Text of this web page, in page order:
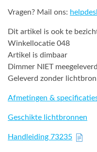
Vragen? Mail ons:
Dit artikel is ook te
Winkellocatie 048
Artikel is dimbaar
Dimmer NIET meegeleverd
Geleverd zonder lichtbron
Afmetingen &
Geschikte lichtbronnen
Handleiding 73235